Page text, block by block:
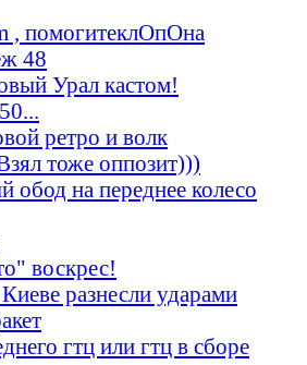
, помогитеклОпОна
48
Урал кастом!
ретро и волк
тоже оппозит)))
на переднее колесо
воскрес!
разнесли ударами
гтц или гтц в сборе